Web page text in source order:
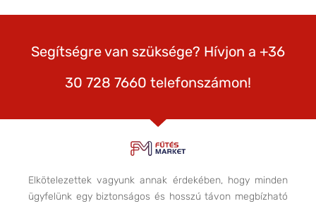
Segítségre van szüksége? Hívjon a +36
30 728 7660 telefonszámon!
Elkötelezettek vagyunk annak érdekében, hogy minden
ügyfelünk egy biztonságos és hosszú távon megbízható